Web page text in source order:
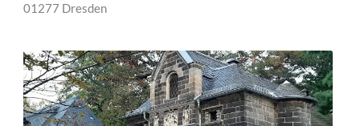
01277 Dresden